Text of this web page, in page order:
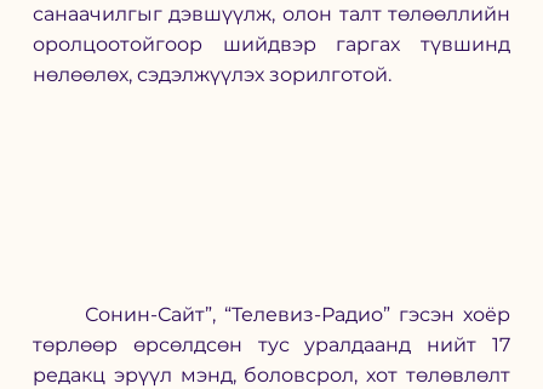
санаачилгыг дэвшүүлж, олон талт төлөөллийн
оролцоотойгоор шийдвэр гаргах түвшинд
нөлөөлөх, сэдэлжүүлэх зорилготой.
төрлөөр өрсөлдсөн тус уралдаанд нийт 17
редакц эрүүл мэнд, боловсрол, хот төлөвлөлт